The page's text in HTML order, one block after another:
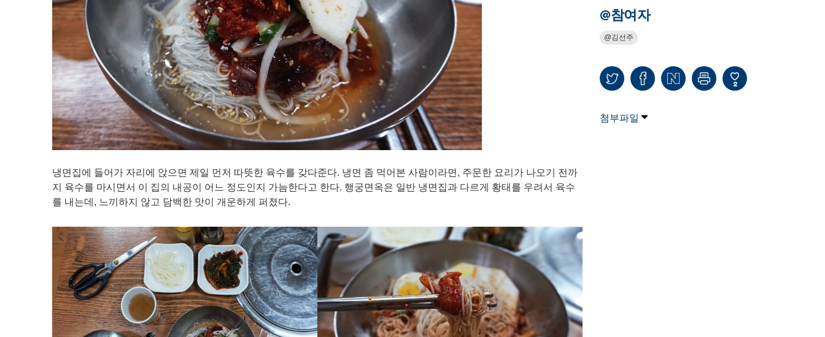
냉면집에 들어가 자리에 앉으면 제일 먼저 따뜻한 육수를 갖다준다. 냉면 좀 먹어본 사람이라면, 주문한 요리가 나오기 전까
지 육수를 마시면서 이 집의 내공이 어느 정도인지 가늠한다고 한다. 행궁면옥은 일반 냉면집과 다르게 황태를 우려서 육수
를 내는데, 느끼하지 않고 담백한 맛이 개운하게 퍼졌다.
@참여자
김선주
2
첨부파일